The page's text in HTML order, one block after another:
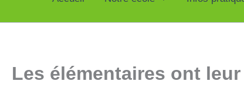
Les élémentaires ont